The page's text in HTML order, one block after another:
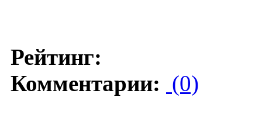
Рейтинг:
Комментарии: (0)